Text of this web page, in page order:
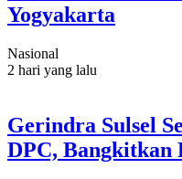
Yogyakarta
Nasional
2 hari yang lalu
Gerindra Sulsel
DPC, Bangkitkan